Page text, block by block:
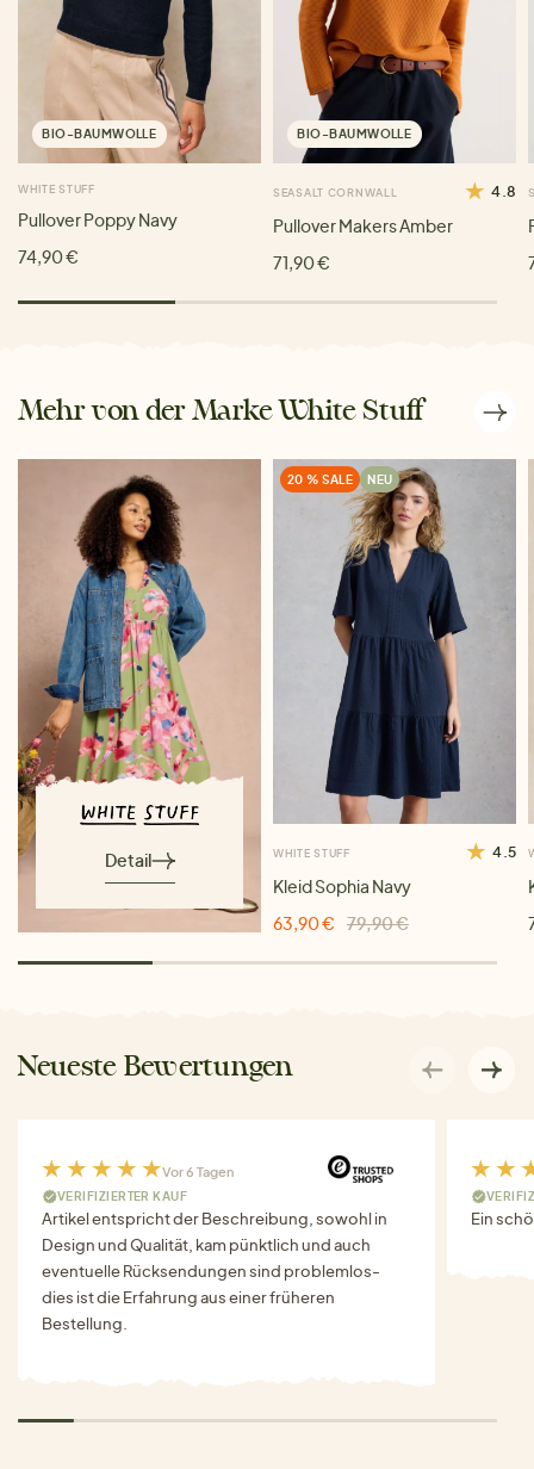
BIO-BAUMWOLLE
WHITE STUFF
Pullover Poppy Navy
74,90 €
BIO-BAUMWOLLE
SEASALT CORNWALL 4.8
Pullover Makers Amber
71,90 €
Mehr von der Marke White Stuff
Detail
20 % SALE NEU
WHITE STUFF 4.5
Kleid Sophia Navy
63,90 €
79,90 €
Neueste Bewertungen
Vor 6 Tagen
VERIFIZIERTER KAUF
Artikel entspricht der Beschreibung, sowohl in
Design und Qualität, kam pünktlich und auch
eventuelle Rücksendungen sind problemlos-
dies ist die Erfahrung aus einer früheren
Bestellung.
Ein